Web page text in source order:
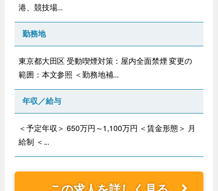
港、競技場...
勤務地
東京都大田区 受動喫煙対策：屋内全面禁煙 変更の
範囲：本文参照 ＜勤務地補...
年収／給与
＜予定年収＞ 650万円～1,100万円 ＜賃金形態＞ 月
給制 ＜...